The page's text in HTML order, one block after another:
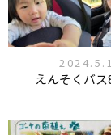
えんそくバス